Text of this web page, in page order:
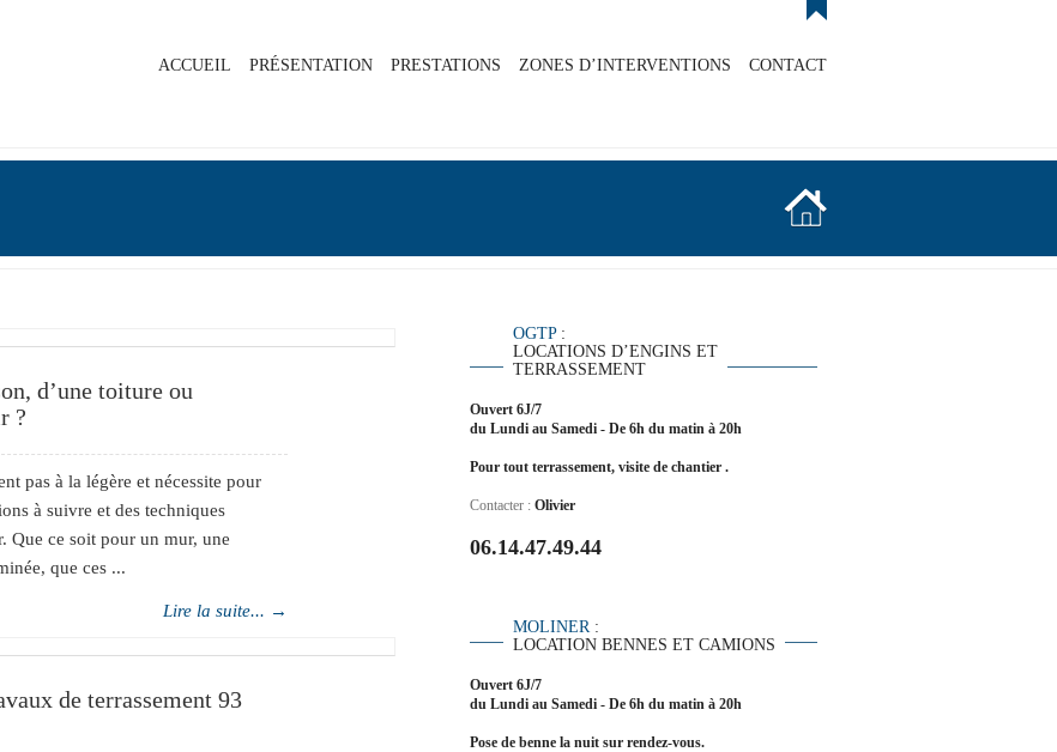
ACCUEIL PRÉSENTATION PRESTATIONS ZONES D’INTERVENTIONS CONTACT
d’une toiture ou
?
pas à la légère et nécessite pour
à suivre et des techniques
Que ce soit pour un mur, une
que ces ...
Lire la suite... →
de terrassement 93
OGTP :
LOCATIONS D’ENGINS ET
TERRASSEMENT
Ouvert 6J/7
du Lundi au Samedi - De 6h du matin à 20h
Pour tout terrassement, visite de chantier .
Contacter : Olivier
06.14.47.49.44
MOLINER :
LOCATION BENNES ET CAMIONS
Ouvert 6J/7
du Lundi au Samedi - De 6h du matin à 20h
Pose de benne la nuit sur rendez-vous.